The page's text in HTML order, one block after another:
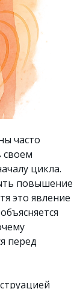
часто
цикла.
повышение
это явление
перед